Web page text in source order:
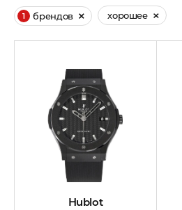
1 брендов хорошее
Hublot